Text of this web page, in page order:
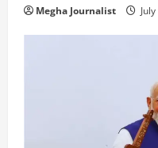
Megha Journalist